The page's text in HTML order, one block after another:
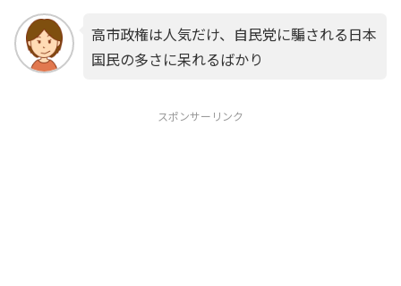
高市政権は人気だけ、自民党に騙される日本
国民の多さに呆れるばかり
スポンサーリンク